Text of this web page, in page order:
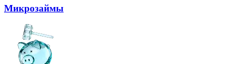
Микрозаймы